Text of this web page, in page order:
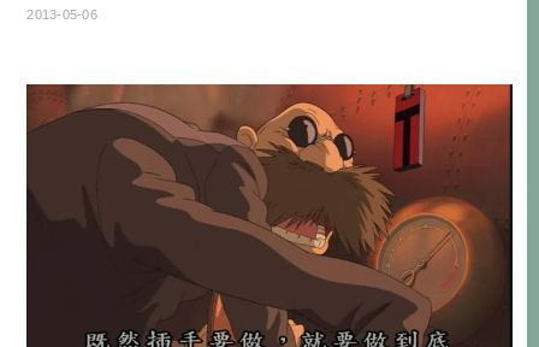
經營理念了。」 「不管任何人都可以放輕鬆用餐的義大利餐
利餐廳 【文法說明】 （ […]…
2013-05-06